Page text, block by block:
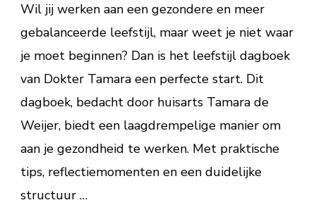
naar
een
gezondere
leefstijl
Wil jij werken aan een gezondere en meer
gebalanceerde leefstijl, maar weet je niet waar
je moet beginnen? Dan is het leefstijl dagboek
van Dokter Tamara een perfecte start. Dit
dagboek, bedacht door huisarts Tamara de
Weijer, biedt een laagdrempelige manier om
aan je gezondheid te werken. Met praktische
tips, reflectiemomenten en een duidelijke
structuur …